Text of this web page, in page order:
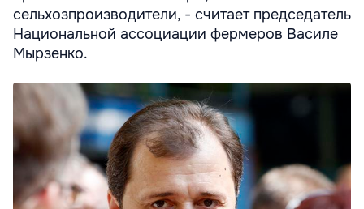
сельхозпроизводители, - считает председатель
Национальной ассоциации фермеров Василе
Мырзенко.